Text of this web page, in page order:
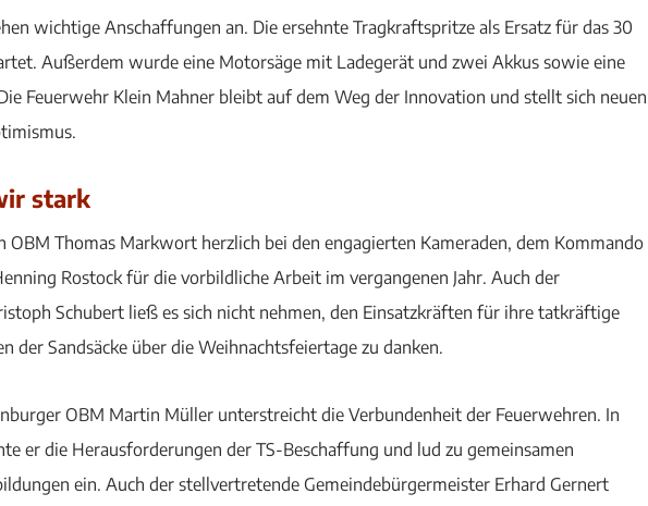
wichtige Anschaffungen an. Die ersehnte Tragkraftspritze als Ersatz für das 30
Außerdem wurde eine Motorsäge mit Ladegerät und zwei Akkus sowie eine
Feuerwehr Klein Mahner bleibt auf dem Weg der Innovation und stellt sich neuen
stark
OBM Thomas Markwort herzlich bei den engagierten Kameraden, dem Kommando
Rostock für die vorbildliche Arbeit im vergangenen Jahr. Auch der
Schubert ließ es sich nicht nehmen, den Einsatzkräften für ihre tatkräftige
der Sandsäcke über die Weihnachtsfeiertage zu danken.
OBM Martin Müller unterstreicht die Verbundenheit der Feuerwehren. In
er die Herausforderungen der TS-Beschaffung und lud zu gemeinsamen
ein. Auch der stellvertretende Gemeindebürgermeister Erhard Gernert